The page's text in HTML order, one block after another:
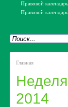
Летние чтения-
Летние чтения-
Открываем мир с
Барс БЦОшка -
Новогодний
Правовой
Правовой
Главная
Неделя
2014